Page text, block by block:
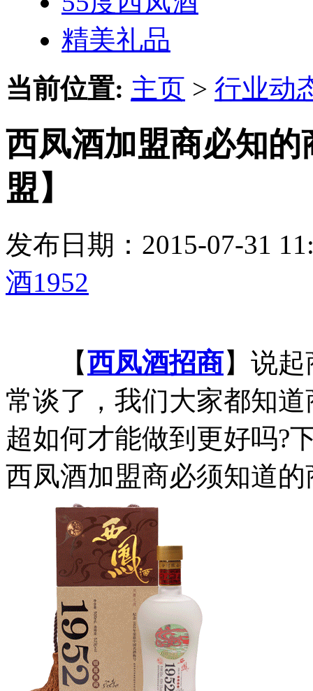
精美礼品
当前位置: 主页 > 行业动
西凤酒加盟商必知的
盟】
发布日期：2015-07-31
酒1952
【西凤酒招商】说
常谈了，我们大家都知
超如何才能做到更好吗?
西凤酒加盟商必须知道